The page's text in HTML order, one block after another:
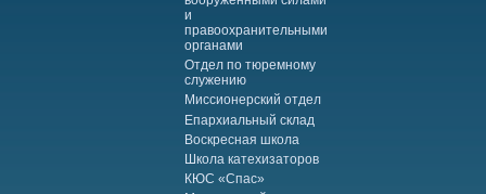
и
правоохранительными
органами
Отдел по тюремному
служению
Миссионерский отдел
Епархиальный склад
Воскресная школа
Школа катехизаторов
КЮС «Спас»